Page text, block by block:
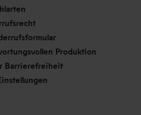
Produktion
Barrierefreiheit